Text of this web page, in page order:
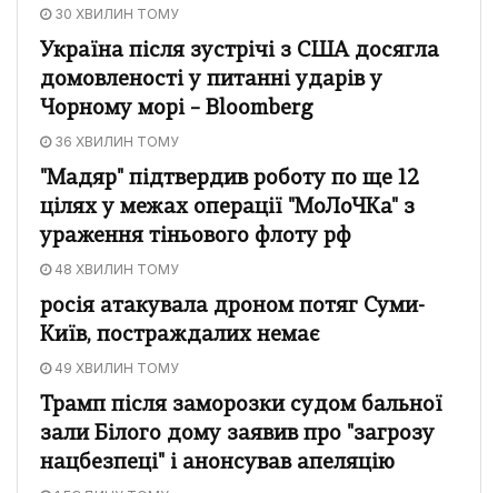
30 ХВИЛИН ТОМУ
Україна після зустрічі з США досягла
домовленості у питанні ударів у
Чорному морі – Bloomberg
36 ХВИЛИН ТОМУ
"Мадяр" підтвердив роботу по ще 12
цілях у межах операції "МоЛоЧКа" з
ураження тіньового флоту рф
48 ХВИЛИН ТОМУ
росія атакувала дроном потяг Суми-
Київ, постраждалих немає
49 ХВИЛИН ТОМУ
Трамп після заморозки судом бальної
зали Білого дому заявив про "загрозу
нацбезпеці" і анонсував апеляцію